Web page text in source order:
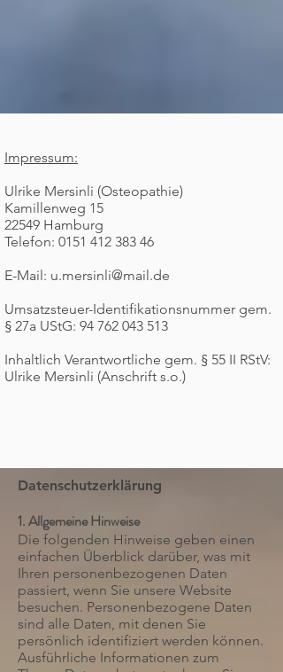
Impressum:
Ulrike Mersinli (Osteopathie)
Kamillenweg 15
22549 Hamburg
Telefon: 0151 412 383 46
E-Mail: u.mersinli@mail.de
Umsatzsteuer-Identifikationsnummer gem.
§ 27a UStG: 94 762 043 513
Inhaltlich Verantwortliche gem. § 55 II RStV:
Ulrike Mersinli (Anschrift s.o.)
Datenschutzerklärung
1. Allgemeine Hinweise
Die folgenden Hinweise geben einen
einfachen Überblick darüber, was mit
Ihren personenbezogenen Daten
passiert, wenn Sie unsere Website
besuchen. Personenbezogene Daten
sind alle Daten, mit denen Sie
persönlich identifiziert werden können.
Ausführliche Informationen zum